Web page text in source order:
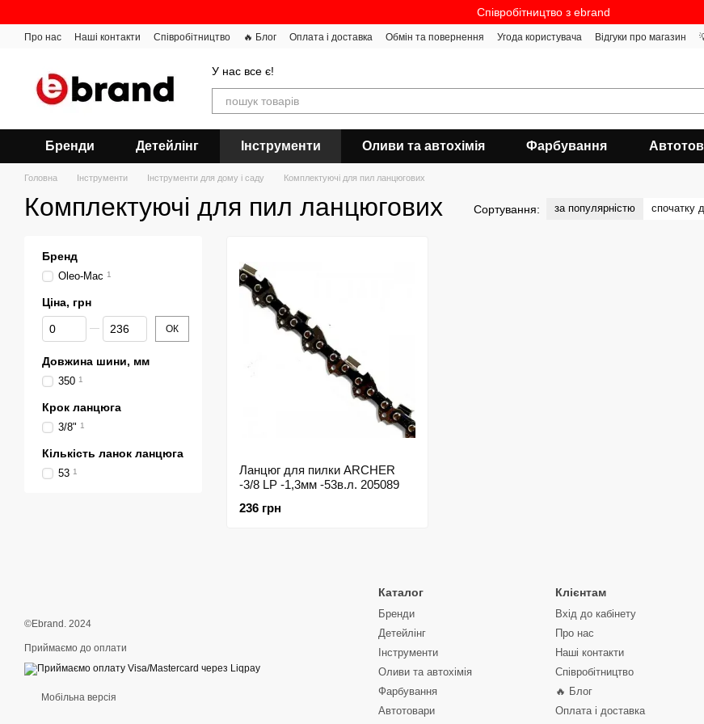
Співробітництво з ebrand
Про нас Наші контакти Співробітництво 🔥 Блог Оплата і доставка Обмін та повернення Угода користувача Відгуки про магазин
У нас все є!
Бренди Детейлінг Інструменти Оливи та автохімія Фарбування
Головна Інструменти Інструменти для дому і саду Комплектуючі для пил ланцюгових
Комплектуючі для пил ланцюгових Сортування: за популярністю спочатку
Ланцюг для пилки ARCHER
-3/8 LP -1,3мм -53в.л. 205089
236 грн
Бренд
Oleo-Mac 1
Ціна, грн
Від Ціна, грн
До Ціна, грн ОК
Довжина шини, мм
350 1
Крок ланцюга
3/8" 1
Кількість ланок ланцюга
53 1
©Ebrand. 2024
Приймаємо до оплати
Мобільна версія
Каталог
Бренди
Детейлінг
Інструменти
Оливи та автохімія
Фарбування
Автотовари
Клієнтам
Вхід до кабінету
Про нас
Наші контакти
Співробітництво
🔥 Блог
Оплата і доставка